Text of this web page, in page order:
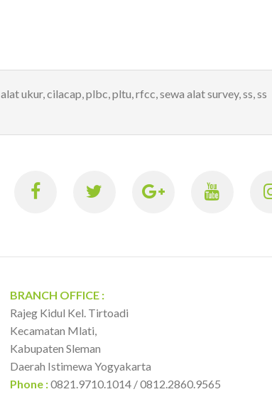
alat ukur,cilacap,plbc,pltu,rfcc,sewa alat survey,ss,ss
BRANCH OFFICE :
Rajeg Kidul Kel. Tirtoadi
Kecamatan Mlati,
Kabupaten Sleman
Daerah Istimewa Yogyakarta
Phone :0821.9710.1014 / 0812.2860.9565